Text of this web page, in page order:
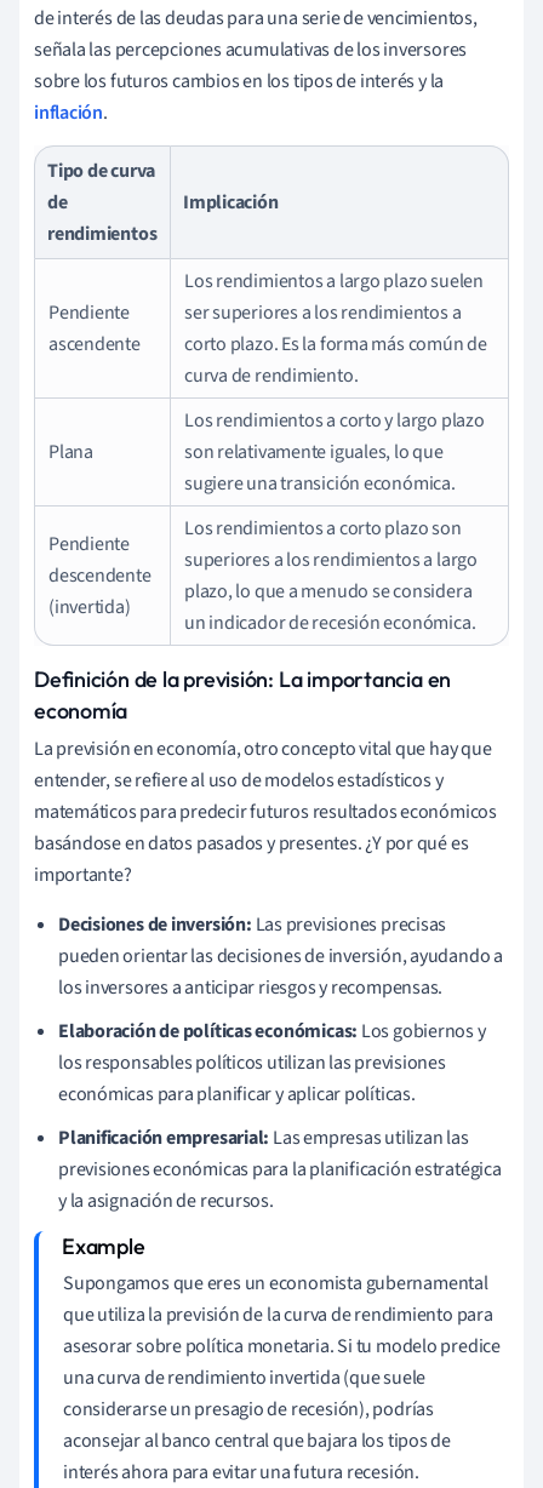
de interés de las deudas para una serie de vencimientos,
señala las percepciones acumulativas de los inversores
sobre los futuros cambios en los tipos de interés y la
inflación.
Tipo de curva
de
rendimientos
Implicación
Pendiente
ascendente
Los rendimientos a largo plazo suelen
ser superiores a los rendimientos a
corto plazo. Es la forma más común de
curva de rendimiento.
Plana
Los rendimientos a corto y largo plazo
son relativamente iguales, lo que
sugiere una transición económica.
Pendiente
descendente
(invertida)
Los rendimientos a corto plazo son
superiores a los rendimientos a largo
plazo, lo que a menudo se considera
un indicador de recesión económica.
Definición de la previsión: La importancia en
economía
La previsión en economía, otro concepto vital que hay que
entender, se refiere al uso de modelos estadísticos y
matemáticos para predecir futuros resultados económicos
basándose en datos pasados y presentes. ¿Y por qué es
importante?
Decisiones de inversión: Las previsiones precisas
pueden orientar las decisiones de inversión, ayudando a
los inversores a anticipar riesgos y recompensas.
Elaboración de políticas económicas: Los gobiernos y
los responsables políticos utilizan las previsiones
económicas para planificar y aplicar políticas.
Planificación empresarial: Las empresas utilizan las
previsiones económicas para la planificación estratégica
y la asignación de recursos.
Supongamos que eres un economista gubernamental
que utiliza la previsión de la curva de rendimiento para
asesorar sobre política monetaria. Si tu modelo predice
una curva de rendimiento invertida (que suele
considerarse un presagio de recesión), podrías
aconsejar al banco central que bajara los tipos de
interés ahora para evitar una futura recesión.